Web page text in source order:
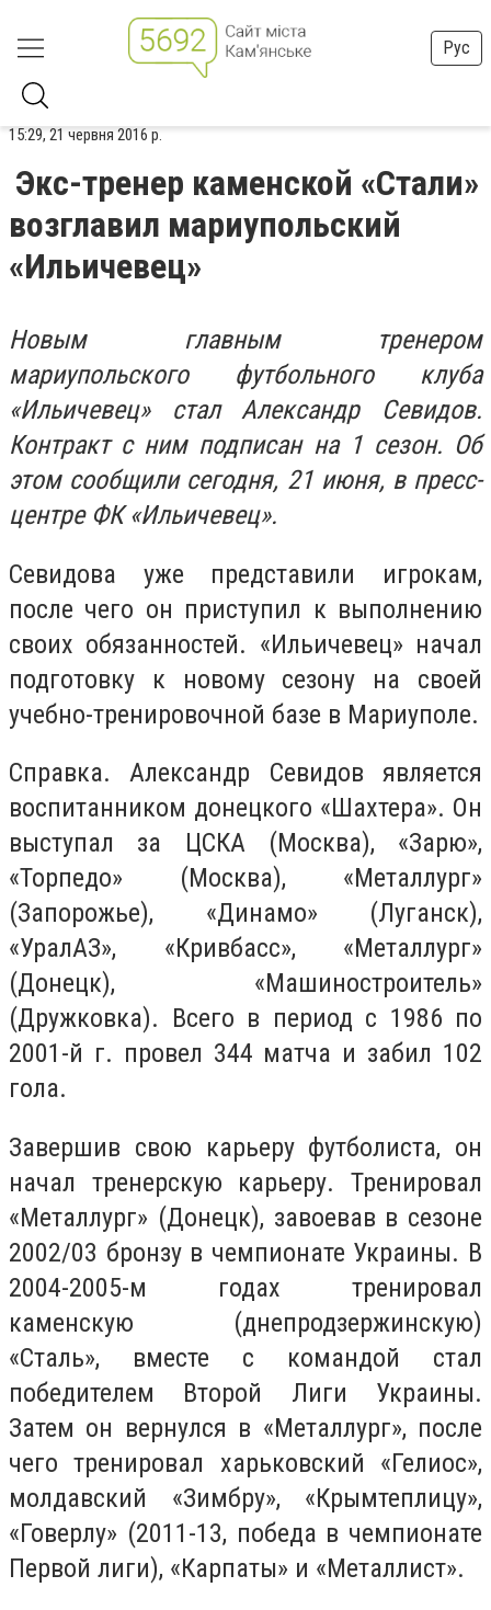
Рус
15:29, 21 червня 2016 р.
Экс-тренер каменской «Стали»
возглавил мариупольский
«Ильичевец»
Новым главным тренером
мариупольского футбольного клуба
«Ильичевец» стал Александр Севидов.
Контракт с ним подписан на 1 сезон. Об
этом сообщили сегодня, 21 июня, в пресс-
центре ФК «Ильичевец».
Севидова уже представили игрокам,
после чего он приступил к выполнению
своих обязанностей. «Ильичевец» начал
подготовку к новому сезону на своей
учебно-тренировочной базе в Мариуполе.
Справка. Александр Севидов является
воспитанником донецкого «Шахтера». Он
выступал за ЦСКА (Москва), «Зарю»,
«Торпедо» (Москва), «Металлург»
(Запорожье), «Динамо» (Луганск),
«УралАЗ», «Кривбасс», «Металлург»
(Донецк), «Машиностроитель»
(Дружковка). Всего в период с 1986 по
2001-й г. провел 344 матча и забил 102
гола.
Завершив свою карьеру футболиста, он
начал тренерскую карьеру. Тренировал
«Металлург» (Донецк), завоевав в сезоне
2002/03 бронзу в чемпионате Украины. В
2004-2005-м годах тренировал
каменскую (днепродзержинскую)
«Сталь», вместе с командой стал
победителем Второй Лиги Украины.
Затем он вернулся в «Металлург», после
чего тренировал харьковский «Гелиос»,
молдавский «Зимбру», «Крымтеплицу»,
«Говерлу» (2011-13, победа в чемпионате
Первой лиги), «Карпаты» и «Металлист».